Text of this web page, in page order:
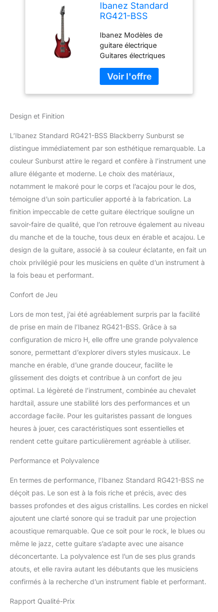
Ibanez Standard
RG421-BSS
Sunburst - Guitare
Électrique
Ibanez Modèles de
guitare électrique
Guitares électriques
se distingue par une
qualité, une finition et
des caractéristiques
100 % satisfait. C'est
pourquoi nous offrons
un service client
garantie satisfait ou
remboursé de 30 jours et
une garantie Music Store
de 3 ans.
Design et Finition
L’Ibanez Standard RG421-BSS Blackberry Sunburst se
distingue immédiatement par son esthétique remarquable. La
couleur Sunburst attire le regard et confère à l’instrument une
allure élégante et moderne. Le choix des matériaux,
notamment le makoré pour le corps et l’acajou pour le dos,
témoigne d’un soin particulier apporté à la fabrication. La
finition impeccable de cette guitare électrique souligne un
savoir-faire de qualité, que l’on retrouve également au niveau
du manche et de la touche, tous deux en érable et acajou. Le
design de la guitare, associé à sa couleur éclatante, en fait un
choix privilégié pour les musiciens en quête d’un instrument à
la fois beau et performant.
Confort de Jeu
Lors de mon test, j’ai été agréablement surpris par la facilité
de prise en main de l’Ibanez RG421-BSS. Grâce à sa
configuration de micro H, elle offre une grande polyvalence
sonore, permettant d’explorer divers styles musicaux. Le
manche en érable, d’une grande douceur, facilite le
glissement des doigts et contribue à un confort de jeu
optimal. La légèreté de l’instrument, combinée au chevalet
hardtail, assure une stabilité lors des performances et un
accordage facile. Pour les guitaristes passant de longues
heures à jouer, ces caractéristiques sont essentielles et
rendent cette guitare particulièrement agréable à utiliser.
Performance et Polyvalence
En termes de performance, l’Ibanez Standard RG421-BSS ne
déçoit pas. Le son est à la fois riche et précis, avec des
basses profondes et des aigus cristallins. Les cordes en nickel
ajoutent une clarté sonore qui se traduit par une projection
acoustique remarquable. Que ce soit pour le rock, le blues ou
même le jazz, cette guitare s’adapte avec une aisance
déconcertante. La polyvalence est l’un de ses plus grands
atouts, et elle ravira autant les débutants que les musiciens
confirmés à la recherche d’un instrument fiable et performant.
Rapport Qualité-Prix